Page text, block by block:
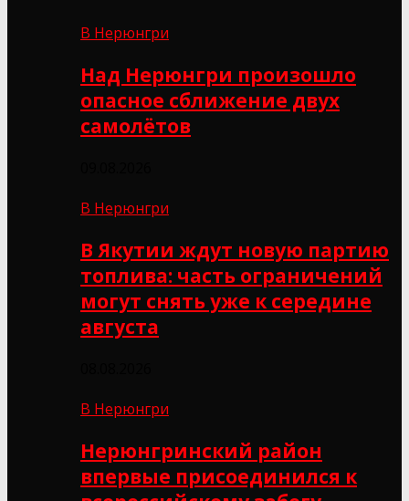
В Нерюнгри
Над Нерюнгри произошло
опасное сближение двух
самолётов
В Нерюнгри
В Якутии ждут новую партию
топлива: часть ограничений
могут снять уже к середине
августа
В Нерюнгри
Нерюнгринский район
впервые присоединился к